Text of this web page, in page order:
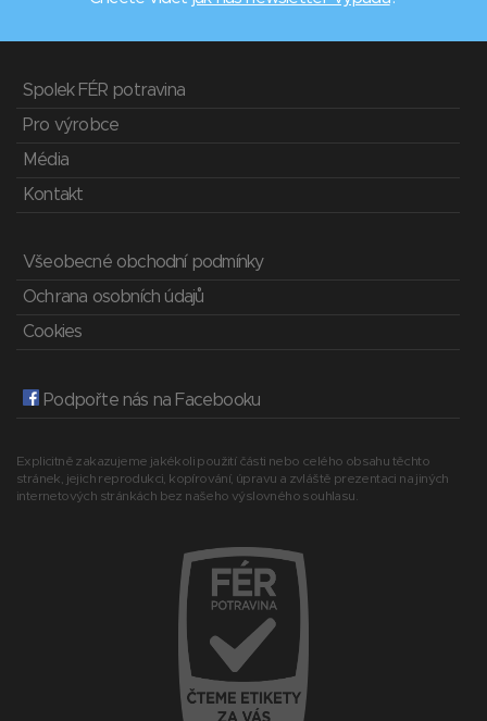
Spolek FÉR potravina
Pro výrobce
Média
Kontakt
Všeobecné obchodní podmínky
Ochrana osobních údajů
Cookies
Podpořte nás na Facebooku
Explicitně zakazujeme jakékoli použití části nebo celého obsahu těchto
stránek, jejich reprodukci, kopírování, úpravu a zvláště prezentaci na jiných
internetových stránkách bez našeho výslovného souhlasu.